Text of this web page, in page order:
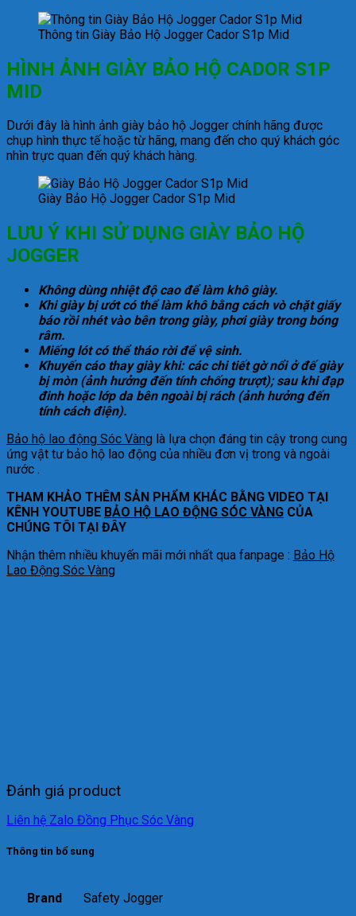
Thông tin Giày Bảo Hộ Jogger Cador S1p Mid
HÌNH ẢNH GIÀY BẢO HỘ CADOR S1P
MID
Dưới đây là hình ảnh giày bảo hộ Jogger chính hãng được
chụp hình thực tế hoặc từ hãng, mang đến cho quý khách góc
nhìn trực quan đến quý khách hàng.
Giày Bảo Hộ Jogger Cador S1p Mid
LƯU Ý KHI SỬ DỤNG GIÀY BẢO HỘ
JOGGER
Không dùng nhiệt độ cao để làm khô giày.
Khi giày bị ướt có thể làm khô bằng cách vò chặt giấy
báo rồi nhét vào bên trong giày, phơi giày trong bóng
râm.
Miếng lót có thể tháo rời để vệ sinh.
Khuyến cáo thay giày khi: các chi tiết gờ nổi ở đế giày
bị mòn (ảnh hưởng đến tính chống trượt); sau khi đạp
đinh hoặc lớp da bên ngoài bị rách (ảnh hưởng đến
tính cách điện).
Bảo hộ lao động Sóc Vàng là lựa chọn đáng tin cậy trong cung
ứng vật tư bảo hộ lao động của nhiều đơn vị trong và ngoài
nước .
THAM KHẢO THÊM SẢN PHẨM KHÁC BẰNG VIDEO TẠI
KÊNH YOUTUBE BẢO HỘ LAO ĐỘNG SÓC VÀNG CỦA
CHÚNG TÔI TẠI ĐÂY
Nhận thêm nhiều khuyến mãi mới nhất qua fanpage : Bảo Hộ
Lao Động Sóc Vàng
Đánh giá product
Liên hệ Zalo Đồng Phục Sóc Vàng
Thông tin bổ sung
Brand Safety Jogger